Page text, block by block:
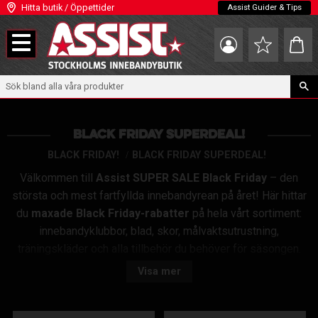
Meny
Hitta butik / Öppettider Assist Guider & Tips
Favoriter
BLACK FRIDAY SUPERDEAL!
BLACK FRIDAY! BLACK FRIDAY SUPERDEAL!
Välkommen till Assist SUPER SALE Black Friday – den
största och mest fartfyllda innebandyrean på året! Här hittar
du maxade Black Friday-rabatter på hela vårt sortiment:
innebandyklubbor, blad, skor, målvaktsutrustning,
Visa mer